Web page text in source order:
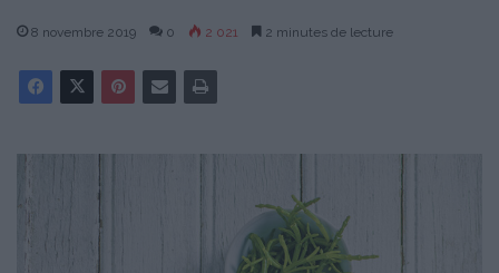
8 novembre 2019 0 2 021 2 minutes de lecture